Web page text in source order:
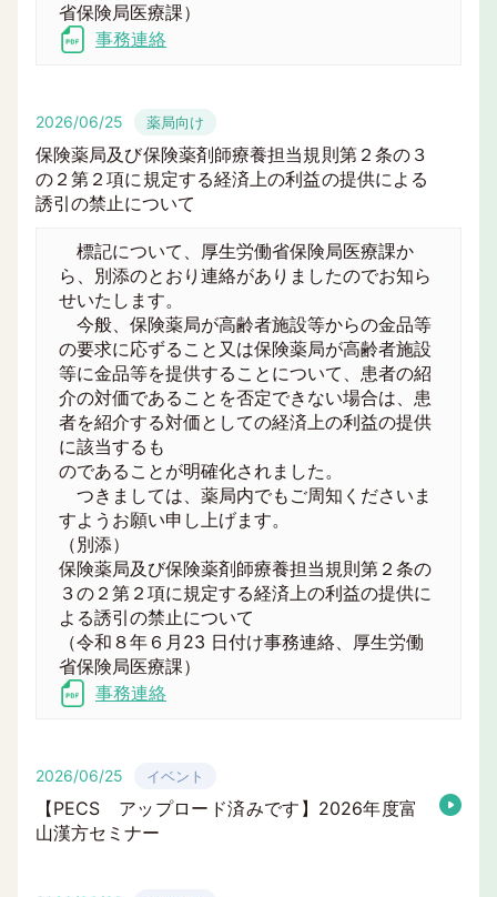
省保険局医療課）
事務連絡
2026/06/25 薬局向け
保険薬局及び保険薬剤師療養担当規則第２条の３
の２第２項に規定する経済上の利益の提供による
誘引の禁止について
標記について、厚生労働省保険局医療課か
ら、別添のとおり連絡がありましたのでお知ら
せいたします。
今般、保険薬局が高齢者施設等からの金品等
の要求に応ずること又は保険薬局が高齢者施設
等に金品等を提供することについて、患者の紹
介の対価であることを否定できない場合は、患
者を紹介する対価としての経済上の利益の提供
に該当するも
のであることが明確化されました。
つきましては、薬局内でもご周知くださいま
すようお願い申し上げます。
（別添）
保険薬局及び保険薬剤師療養担当規則第２条の
３の２第２項に規定する経済上の利益の提供に
よる誘引の禁止について
（令和８年６月23 日付け事務連絡、厚生労働
省保険局医療課）
事務連絡
2026/06/25 イベント
【PECS アップロード済みです】2026年度富
山漢方セミナー